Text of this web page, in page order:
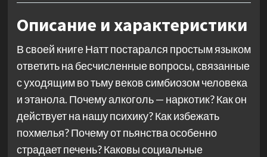
Описание и характеристики
В своей книге Натт постарался простым языком
ответить на бесчисленные вопросы, связанные
с уходящим во тьму веков симбиозом человека
и этанола. Почему алкоголь — наркотик? Как он
действует на нашу психику? Как избежать
похмелья? Почему от пьянства особенно
страдает печень? Каковы социальные